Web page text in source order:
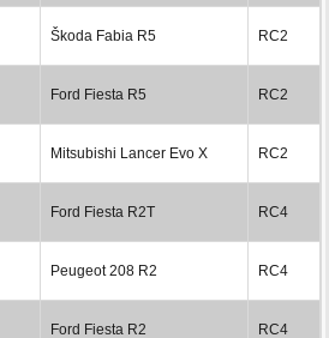
Škoda Fabia R5 RC2
Ford Fiesta R5 RC2
Mitsubishi Lancer Evo X RC2
Ford Fiesta R2T RC4
Peugeot 208 R2 RC4
Ford Fiesta R2 RC4